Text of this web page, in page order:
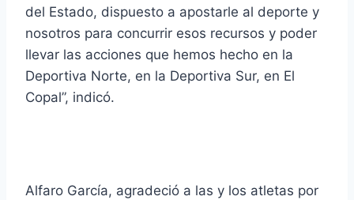
del Estado, dispuesto a apostarle al deporte y
nosotros para concurrir esos recursos y poder
llevar las acciones que hemos hecho en la
Deportiva Norte, en la Deportiva Sur, en El
Copal”, indicó.
Alfaro García, agradeció a las y los atletas por